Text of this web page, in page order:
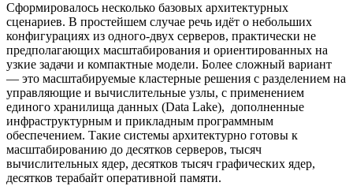
Сформировалось несколько базовых архитектурных
сценариев. В простейшем случае речь идёт о небольших
конфигурациях из одного-двух серверов, практически не
предполагающих масштабирования и ориентированных на
узкие задачи и компактные модели. Более сложный вариант
— это масштабируемые кластерные решения с разделением на
управляющие и вычислительные узлы, с применением
единого хранилища данных (Data Lake), дополненные
инфраструктурным и прикладным программным
обеспечением. Такие системы архитектурно готовы к
масштабированию до десятков серверов, тысяч
вычислительных ядер, десятков тысяч графических ядер,
десятков терабайт оперативной памяти.